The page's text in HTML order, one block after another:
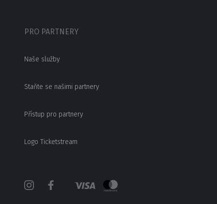
PRO PARTNERY
Naše služby
Staňte se našimi partnery
Přístup pro partnery
Logo Ticketstream